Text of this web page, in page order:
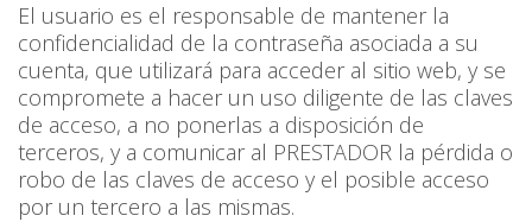
El usuario es el responsable de mantener la
confidencialidad de la contraseña asociada a su
cuenta, que utilizará para acceder al sitio web, y se
compromete a hacer un uso diligente de las claves
de acceso, a no ponerlas a disposición de
terceros, y a comunicar al PRESTADOR la pérdida o
robo de las claves de acceso y el posible acceso
por un tercero a las mismas.